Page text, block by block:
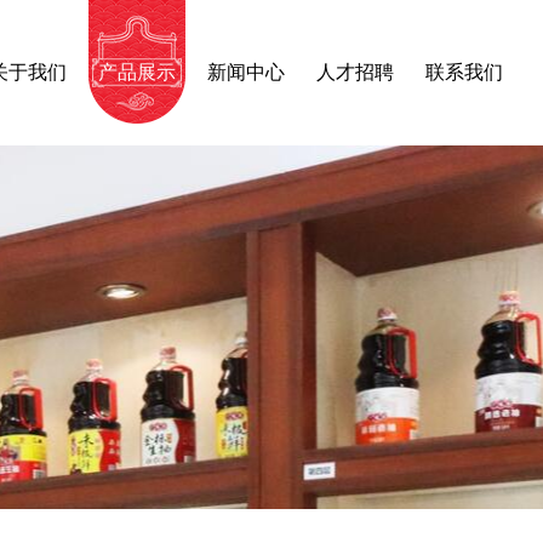
于我们 产品展示 新闻中心 人才招聘 联系我们